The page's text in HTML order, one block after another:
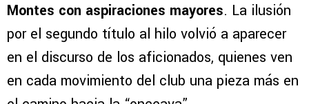
Montes con aspiraciones mayores. La ilusión
por el segundo título al hilo volvió a aparecer
en el discurso de los aficionados, quienes ven
en cada movimiento del club una pieza más en